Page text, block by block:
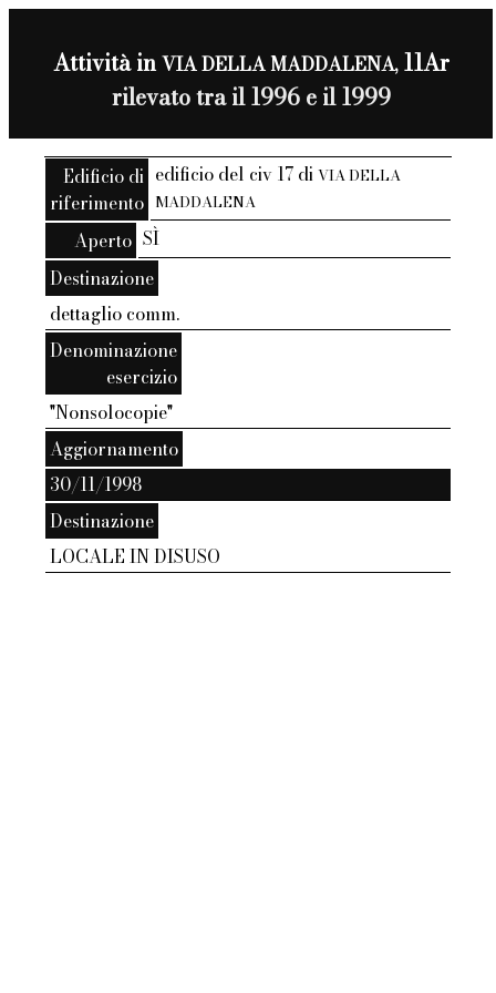
Attività inVIA DELLA MADDALENA,11Ar
rilevato tra il 1996 e il 1999
Edificio di
riferimento
edificio del civ 17 diVIA DELLA
MADDALENA
Aperto SÌ
Destinazione
dettaglio comm.
Denominazione
esercizio
"Nonsolocopie"
Aggiornamento
30/11/1998
Destinazione
LOCALE IN DISUSO